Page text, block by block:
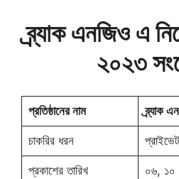
ব্র্যাক এনজিও এ
২০২৩
প্রতিষ্ঠানের নাম ব্র্যাক
চাকরির ধরন প্রাইভেট
প্রকাশের তারিখ ০৬, ১০